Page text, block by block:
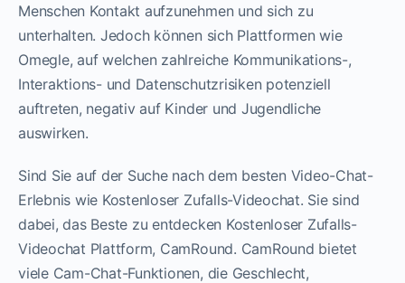
Menschen Kontakt aufzunehmen und sich zu
unterhalten. Jedoch können sich Plattformen wie
Omegle, auf welchen zahlreiche Kommunikations-,
Interaktions- und Datenschutzrisiken potenziell
auftreten, negativ auf Kinder und Jugendliche
auswirken.
Sind Sie auf der Suche nach dem besten Video-Chat-
Erlebnis wie Kostenloser Zufalls-Videochat. Sie sind
dabei, das Beste zu entdecken Kostenloser Zufalls-
Videochat Plattform, CamRound. CamRound bietet
viele Cam-Chat-Funktionen, die Geschlecht,